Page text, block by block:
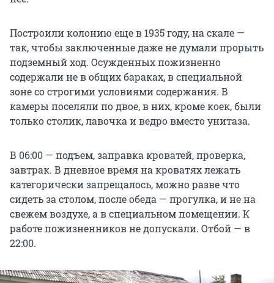
Построили колонию еще в 1935 году, на скале —
так, чтобы заключенные даже не думали прорыть
подземный ход. Осужденных пожизненно
содержали не в общих бараках, в специальной
зоне со строгими условиями содержания. В
камеры поселяли по двое, в них, кроме коек, были
только столик, лавочка и ведро вместо унитаза.
В 06:00 — подъем, заправка кроватей, проверка,
завтрак. В дневное время на кроватях лежать
категорически запрещалось, можно разве что
сидеть за столом, после обеда — прогулка, и не на
свежем воздухе, а в специальном помещении. К
работе пожизненников не допускали. Отбой — в
22:00.